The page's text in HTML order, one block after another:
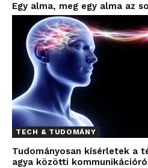
Egy alma, meg egy alma az
TECH & TUDOMÁNY
Tudományosan kísérletek a
agya közötti